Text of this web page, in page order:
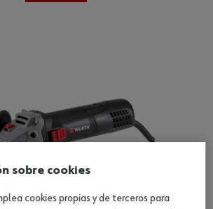
sobre cookies
cookies propias y de terceros para